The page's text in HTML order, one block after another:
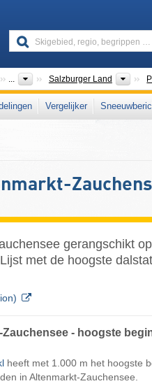
... Salzburger Land
Vergelijker
gerangschikt
met de hoogste
- hoogste
heeft met 1.000 m het hoogste
in Altenmarkt-Zauchensee.